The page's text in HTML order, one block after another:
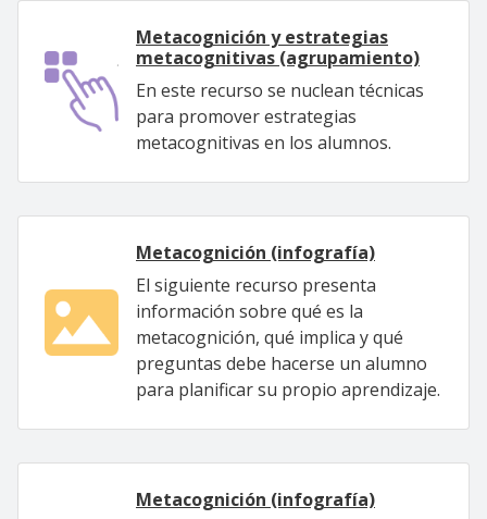
Metacognición y estrategias
metacognitivas (agrupamiento)
En este recurso se nuclean técnicas
para promover estrategias
metacognitivas en los alumnos.
Metacognición (infografía)
El siguiente recurso presenta
información sobre qué es la
metacognición, qué implica y qué
preguntas debe hacerse un alumno
para planificar su propio aprendizaje.
Metacognición (infografía)